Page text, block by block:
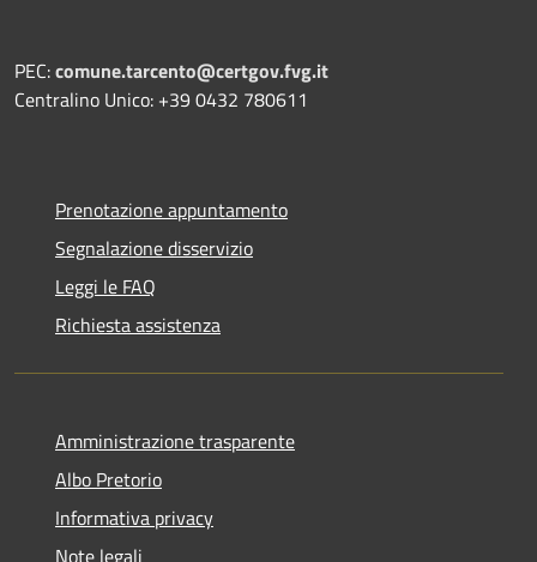
PEC:comune.tarcento@certgov.fvg.it
Centralino Unico: +39 0432 780611
Prenotazione appuntamento
Segnalazione disservizio
Leggi le FAQ
Richiesta assistenza
Amministrazione trasparente
Albo Pretorio
Informativa privacy
Note legali